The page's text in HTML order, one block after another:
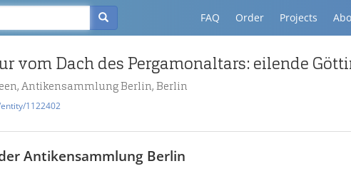
FAQ Order Projects
vom Dach des Pergamonaltars: eilende
Antikensammlung Berlin, Berlin
1122402
Antikensammlung Berlin